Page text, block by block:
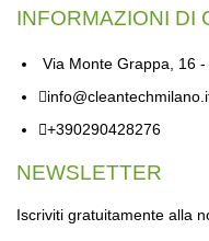
INFORMAZIONI DI
Via Monte Grappa, 16
+390290428276
NEWSLETTER
Iscriviti gratuitamente alla